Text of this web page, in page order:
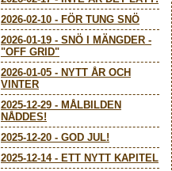
2026-02-10 - FÖR TUNG SNÖ
2026-01-19 - SNÖ I MÄNGDER -
"OFF GRID"
2026-01-05 - NYTT ÅR OCH
VINTER
2025-12-29 - MÅLBILDEN
NÅDDES!
2025-12-20 - GOD JUL!
2025-12-14- ETT NYTT KAPITEL